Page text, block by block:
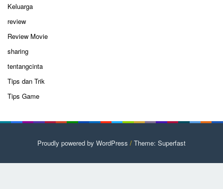
Keluarga
review
Review Movie
sharing
tentangcinta
Tips dan Trik
Tips Game
Proudly powered by WordPress / Theme: Superfast